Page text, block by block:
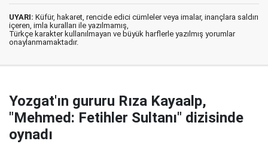
UYARI: Küfür, hakaret, rencide edici cümleler veya imalar, inançlara saldırı
içeren, imla kuralları ile yazılmamış,
Türkçe karakter kullanılmayan ve büyük harflerle yazılmış yorumlar
onaylanmamaktadır.
Yozgat'ın gururu Rıza Kayaalp,
"Mehmed: Fetihler Sultanı" dizisinde
oynadı